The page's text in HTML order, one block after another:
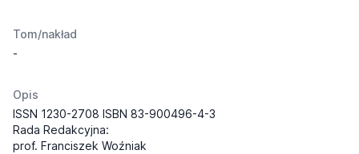
Tom/nakład
-
Opis
ISSN 1230-2708 ISBN 83-900496-4-3
Rada Redakcyjna:
prof. Franciszek Woźniak